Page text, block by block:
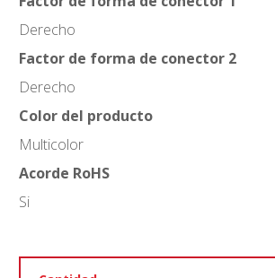
Derecho
Factor de forma de conector 2
Derecho
Color del producto
Multicolor
Acorde RoHS
Si